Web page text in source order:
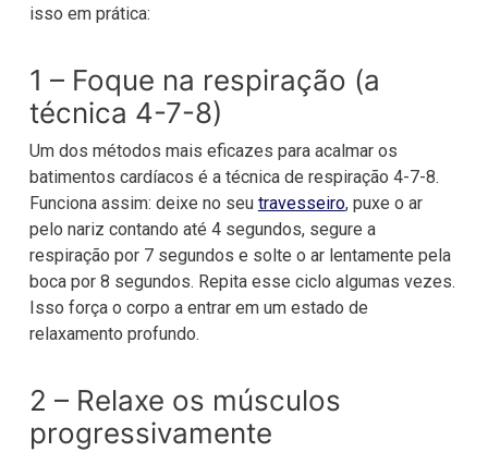
isso em prática:
1 – Foque na respiração (a
técnica 4-7-8)
Um dos métodos mais eficazes para acalmar os
batimentos cardíacos é a técnica de respiração 4-7-8.
Funciona assim: deixe no seu travesseiro, puxe o ar
pelo nariz contando até 4 segundos, segure a
respiração por 7 segundos e solte o ar lentamente pela
boca por 8 segundos. Repita esse ciclo algumas vezes.
Isso força o corpo a entrar em um estado de
relaxamento profundo.
2 – Relaxe os músculos
progressivamente